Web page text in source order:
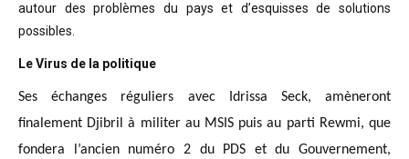
autour des problèmes du pays et d’esquisses de solutions
possibles.
Le Virus de la politique
Ses échanges réguliers avec Idrissa Seck, amèneront
finalement Djibril à militer au MSIS puis au parti Rewmi, que
fondera l’ancien numéro 2 du PDS et du Gouvernement,